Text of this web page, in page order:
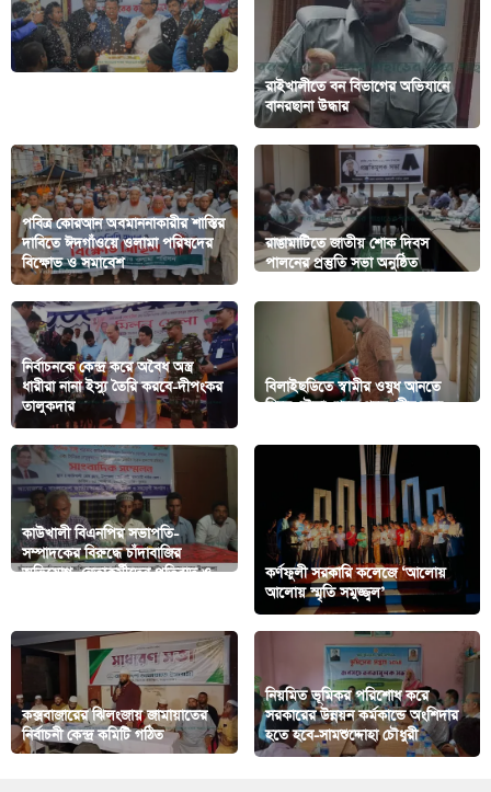
রাইখালীতে বন বিভাগের অভিযানে
বানরছানা উদ্ধার
পবিত্র কোরআন অবমাননাকারীর শাস্তির
দাবিতে ঈদগাঁওয়ে ওলামা পরিষদের
বিক্ষোভ ও সমাবেশ
রাঙামাটিতে জাতীয় শোক দিবস
পালনের প্রস্তুতি সভা অনুষ্ঠিত
নির্বাচনকে কেন্দ্র করে অবৈধ অস্ত্র
ধারীরা নানা ইস্যু তৈরি করবে-দীপংকর
তালুকদার
বিলাইছডিতে স্বামীর ওষুধ আনতে
গিয়ে নৌকা থেকে পড়ে স্ত্রীর মৃত্যু
কাউখালী বিএনপির সভাপতি-
সম্পাদকের বিরুদ্ধে চাঁদাবাজির
অভিযোগ, নেতাকর্মীদের প্রতিবাদ ও
কর্ণফুলী সরকারি কলেজে ‘আলোয়
আলোয় স্মৃতি সমুজ্জ্বল’
কক্সবাজারের ঝিলংজায় জামায়াতের
নির্বাচনী কেন্দ্র কমিটি গঠিত
নিয়‌মিত ভূমিকর প‌রি‌শোধ ক‌রে
সরকা‌রের উন্নয়ন কর্মকা‌ন্ডে অংশিদার
হতে হ‌বে-সামশুদ্দোহা চৌধুরী